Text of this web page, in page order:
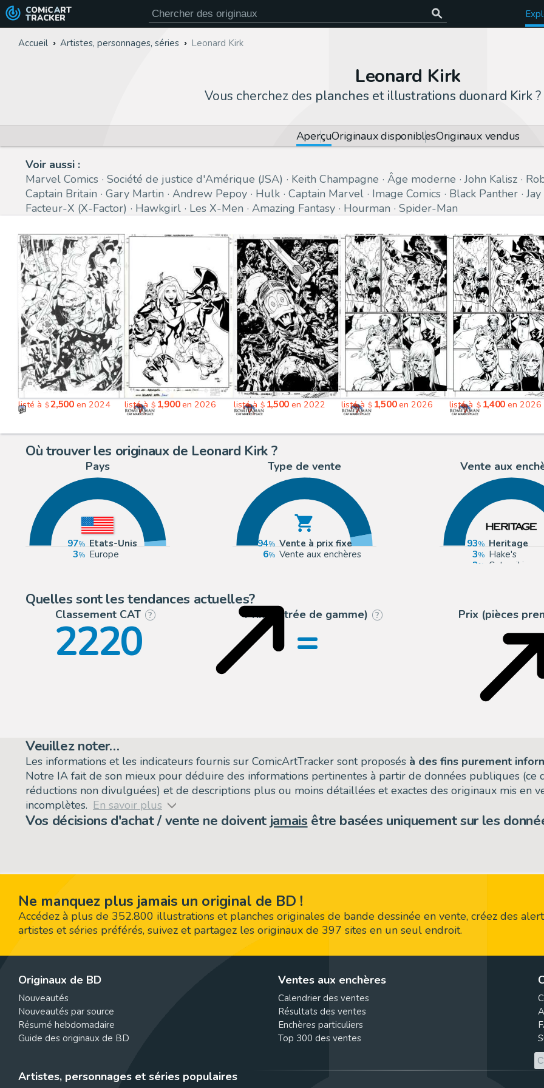
COMiC ART
TRACKER
Accueil Artistes, personnages, séries Leonard Kirk
Leonard Kirk
Vous cherchez des planches et illustrations duonard Kirk?
AperçuOriginaux disponiblesOriginaux vendus
Voir aussi :
Marvel Comics Société de justice d'Amérique (JSA) Keith Champagne Âge moderne John Kalisz
Captain Britain
Gary Martin Andrew Pepoy Hulk Captain Marvel Image Comics Black Panther
Facteur-X (X-Factor)
Hawkgirl Les X-Men Amazing Fantasy Hourman Spider-Man
listé à $2,500en 2024 listé à $ 1,900en 2026 listé à $ 1,500 en 2022 listé à $ 1,500en 2026 listé à $ 1,400en 2026
Où trouver les originaux de Leonard Kirk ?
Pays
97
Etats-Unis
3
Europe
Type de vente
94
Vente à prix fixe
6
Vente aux enchères
Vente aux
93
Heritage
3
Hake's
3
Catawiki
Quelles sont les tendances actuelles?
Classement CAT ?
2220 Prix (entrée de gamme) ?
= Prix (pièces
Veuillez noter…
Les informations et les indicateurs fournis sur ComicArtTracker sont proposés à des fins purement
Notre IA fait de son mieux pour déduire des informations pertinentes à partir de données publiques
réductions non divulguées) et de descriptions plus ou moins détaillées et exactes des originaux mis en
incomplètes. En savoir plus
Vos décisions d'achat / vente ne doiventjamais être basées uniquement sur les
Ne manquez plus jamais un original de BD !
Accédez à plus de 352.800 illustrations et planches originales de bande dessinée en vente, créez des
artistes et séries préférés, suivez et partagez les originaux de 397 sites en un seul endroit.
Originaux de BD
Nouveautés
Nouveautés par source
Résumé hebdomadaire
Guide des originaux de BD
Ventes aux enchères
Calendrier des ventes
Résultats des ventes
Enchères particuliers
Top 300 des ventes
Artistes, personnages et séries populaires